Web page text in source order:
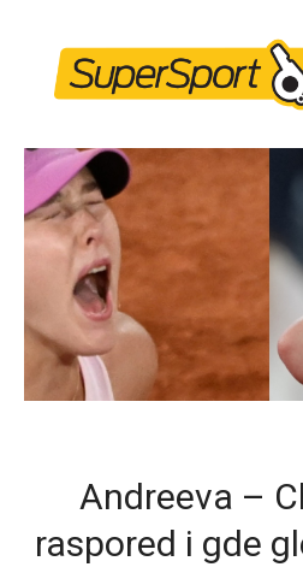
content
Andreeva –
raspored i gde